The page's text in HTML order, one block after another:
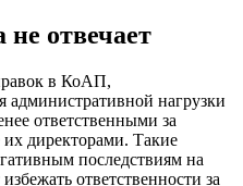
отвечает
в КоАП,
нагрузки
ответственными за
директорами. Такие
последствиям на
ответственности за